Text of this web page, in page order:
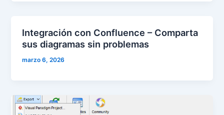
Integración con Confluence – Comparta
sus diagramas sin problemas
marzo 6, 2026